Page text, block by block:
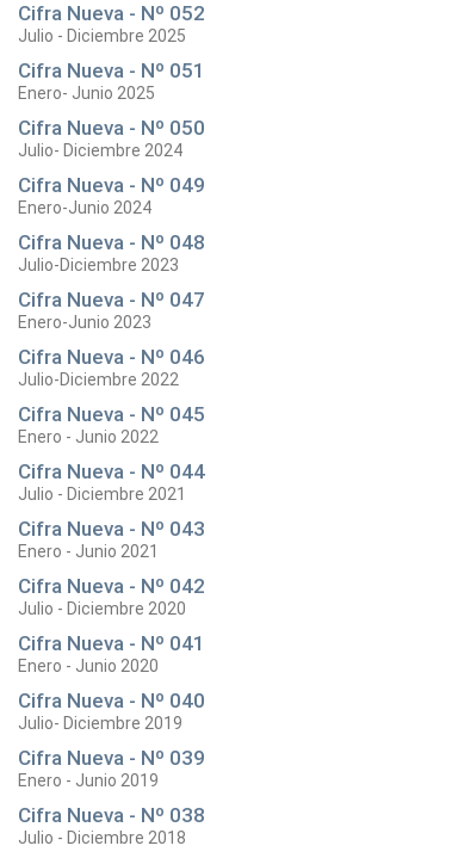
Cifra Nueva - Nº 052
Julio - Diciembre 2025
Cifra Nueva - Nº 051
Enero- Junio 2025
Cifra Nueva - Nº 050
Julio- Diciembre 2024
Cifra Nueva - Nº 049
Enero-Junio 2024
Cifra Nueva - Nº 048
Julio-Diciembre 2023
Cifra Nueva - Nº 047
Enero-Junio 2023
Cifra Nueva - Nº 046
Julio-Diciembre 2022
Cifra Nueva - Nº 045
Enero - Junio 2022
Cifra Nueva - Nº 044
Julio - Diciembre 2021
Cifra Nueva - Nº 043
Enero - Junio 2021
Cifra Nueva - Nº 042
Julio - Diciembre 2020
Cifra Nueva - Nº 041
Enero - Junio 2020
Cifra Nueva - Nº 040
Julio- Diciembre 2019
Cifra Nueva - Nº 039
Enero - Junio 2019
Cifra Nueva - Nº 038
Julio - Diciembre 2018